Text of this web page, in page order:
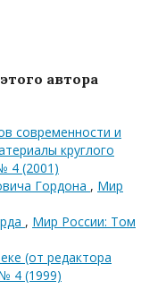
автора
современности и
круглого
4 (2001)
Гордона , Мир
, Мир России: Том
(от редактора
4 (1999)